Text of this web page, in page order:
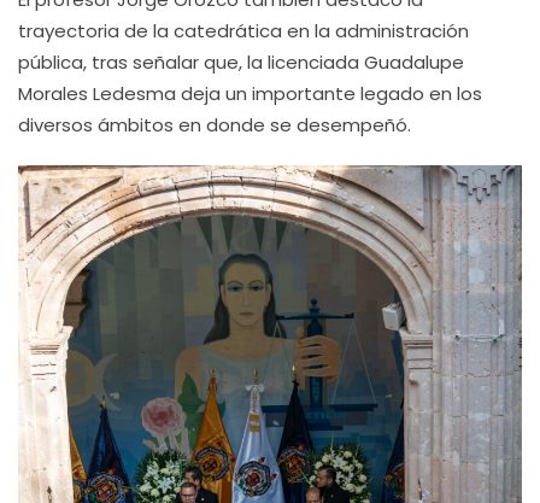
trayectoria de la catedrática en la administración
pública, tras señalar que, la licenciada Guadalupe
Morales Ledesma deja un importante legado en los
diversos ámbitos en donde se desempeñó.